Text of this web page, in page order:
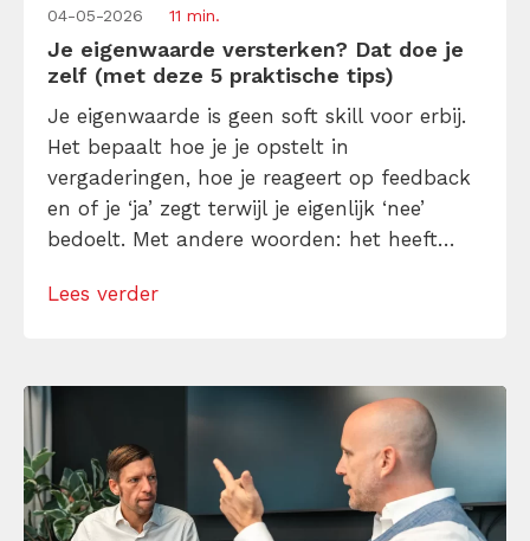
04-05-2026 11 min.
Je eigenwaarde versterken? Dat doe je
zelf (met deze 5 praktische tips)
Je eigenwaarde is geen soft skill voor erbij.
Het bepaalt hoe je je opstelt in
vergaderingen, hoe je reageert op feedback
en of je ‘ja’ zegt terwijl je eigenlijk ‘nee’
bedoelt. Met andere woorden: het heeft
dat jouw eigenwaarde aan de lage kant is?
Lees verder